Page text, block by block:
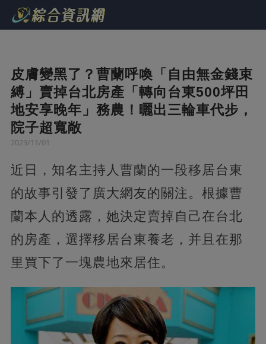
皮膚變黑了？曹蘭呼喚「自由無金錢束
縛」賣掉台北房產「轉向台東500坪田
地安享晚年」務農！曬出三輪車代步，
院子超寬敞
2023/11/01
近日，知名主持人曹蘭的一段移居台東
的故事引發了廣大網友的關注。根據曹
蘭本人的透露，她決定賣掉自己在台北
的房產，選擇移居台東養老，并且在那
里買下了一塊農地來居住。